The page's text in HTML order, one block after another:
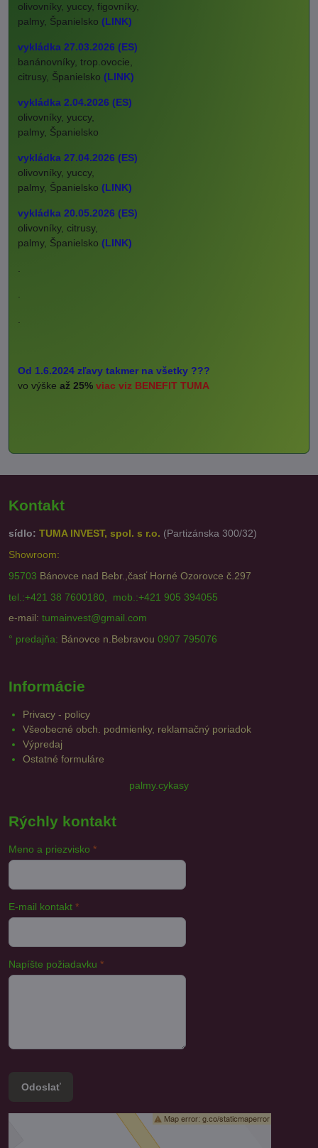
olivovníky, yuccy, figovníky,
palmy, Španielsko (LINK)
vykládka 27.03.2026 (ES)
banánovníky, trop.ovocie,
citrusy, Španielsko (LINK)
vykládka 2.04.2026 (ES)
olivovníky, yuccy,
palmy, Španielsko
vykládka 27.04.2026 (ES)
olivovníky, yuccy,
palmy, Španielsko (LINK)
vykládka 20.05.2026 (ES)
olivovníky, citrusy,
palmy, Španielsko (LINK)
.
.
.
Od 1.6.2024 zľavy takmer na všetky ???
vo výške až 25% viac viz BENEFIT TUMA
Kontakt
sídlo: TUMA INVEST, spol. s r.o. (Partizánska 300/32)
Showroom:
95703 Bánovce nad Bebr.,časť Horné Ozorovce č.297
tel.:+421 38 7600180, mob.:+421 905 394055
e-mail: tumainvest@gmail.com
° predajňa: Bánovce n.Bebravou 0907 795076
Informácie
Privacy - policy
Všeobecné obch. podmienky, reklamačný poriadok
Výpredaj
Ostatné formuláre
palmy.cykasy
Rýchly kontakt
Meno a priezvisko *
E-mail kontakt *
Napíšte požiadavku *
Odoslať